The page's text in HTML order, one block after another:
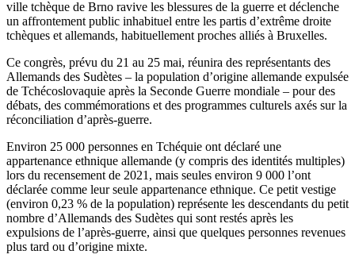
ville tchèque de Brno ravive les blessures de la guerre et déclenche
un affrontement public inhabituel entre les partis d’extrême droite
tchèques et allemands, habituellement proches alliés à Bruxelles.
Ce congrès, prévu du 21 au 25 mai, réunira des représentants des
Allemands des Sudètes – la population d’origine allemande expulsée
de Tchécoslovaquie après la Seconde Guerre mondiale – pour des
débats, des commémorations et des programmes culturels axés sur la
réconciliation d’après-guerre.
Environ 25 000 personnes en Tchéquie ont déclaré une
appartenance ethnique allemande (y compris des identités multiples)
lors du recensement de 2021, mais seules environ 9 000 l’ont
déclarée comme leur seule appartenance ethnique. Ce petit vestige
(environ 0,23 % de la population) représente les descendants du petit
nombre d’Allemands des Sudètes qui sont restés après les
expulsions de l’après-guerre, ainsi que quelques personnes revenues
plus tard ou d’origine mixte.